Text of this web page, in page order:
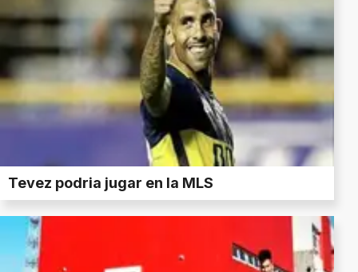
Tevez podria jugar en la MLS